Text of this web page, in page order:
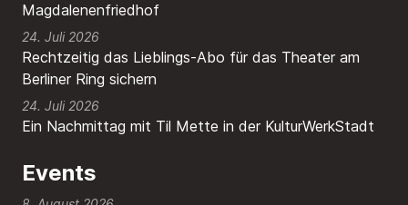
Magdalenenfriedhof
Rechtzeitig das Lieblings-Abo für das Theater am
Berliner Ring sichern
24. Juli 2026
Ein Nachmittag mit Til Mette in der KulturWerkStadt
24. Juli 2026
Events